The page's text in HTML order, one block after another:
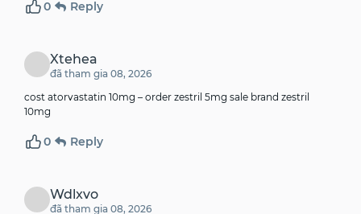
0 Reply
Xtehea
đã tham gia 08, 2026
cost atorvastatin 10mg – order zestril 5mg sale brand zestril
10mg
0 Reply
Wdlxvo
đã tham gia 08, 2026